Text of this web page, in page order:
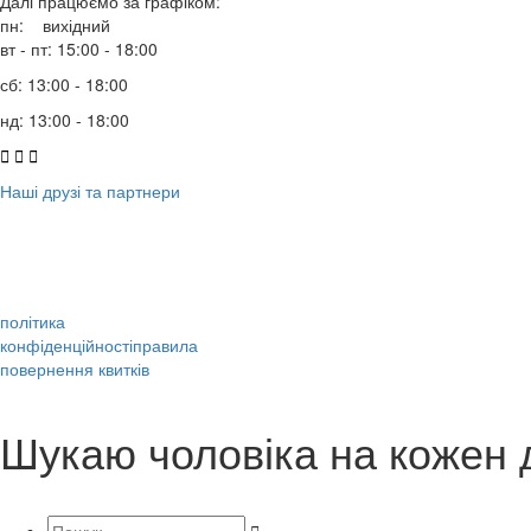
пн: вихідний
вт - пт: 15:00 - 18:00
сб: 13:00 - 18:00
нд: 13:00 - 18:00
  
Наші друзі та партнери
політика
конфіденційностіправила
повернення квитків
Шукаю чоловіка на кожен